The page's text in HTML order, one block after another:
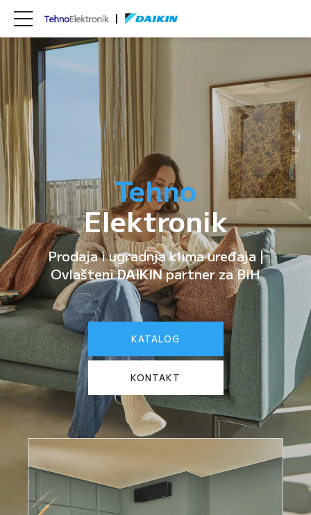
Tehno
Elektronik
Prodaja i ugradnja klima uređaja |
OvlašteniDAIKINpartner za BiH
KATALOG
KONTAKT